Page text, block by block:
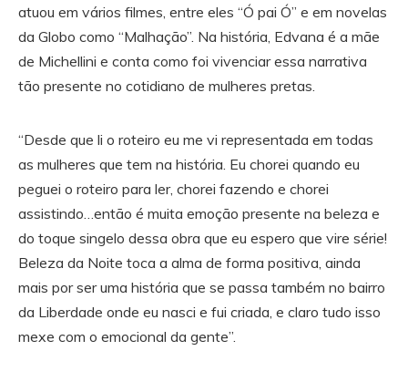
atuou em vários filmes, entre eles “Ó pai Ó” e em novelas
da Globo como “Malhação”. Na história, Edvana é a mãe
de Michellini e conta como foi vivenciar essa narrativa
tão presente no cotidiano de mulheres pretas.
“Desde que li o roteiro eu me vi representada em todas
as mulheres que tem na história. Eu chorei quando eu
peguei o roteiro para ler, chorei fazendo e chorei
assistindo…então é muita emoção presente na beleza e
do toque singelo dessa obra que eu espero que vire série!
Beleza da Noite toca a alma de forma positiva, ainda
mais por ser uma história que se passa também no bairro
da Liberdade onde eu nasci e fui criada, e claro tudo isso
mexe com o emocional da gente”.